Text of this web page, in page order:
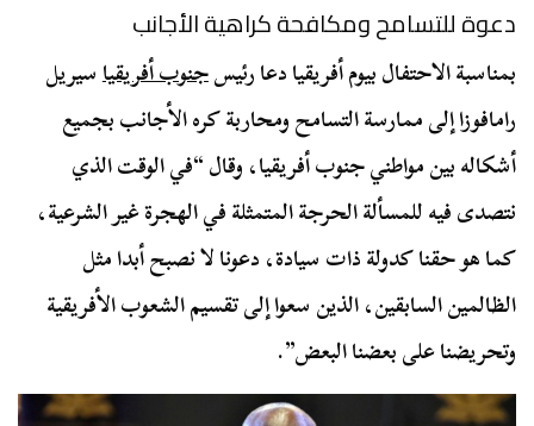
دعوة للتسامح ومكافحة كراهية الأجانب
بمناسبة الاحتفال بيوم أفريقيا دعا رئيسجنوب أفريقياسيريل
رامافوزا إلى ممارسة التسامح ومحاربة كره الأجانب بجميع
أشكاله بين مواطني جنوب أفريقيا، وقال “في الوقت الذي
نتصدى فيه للمسألة الحرجة المتمثلة في الهجرة غير الشرعية،
كما هو حقنا كدولة ذات سيادة، دعونا لا نصبح أبدا مثل
الظالمين السابقين، الذين سعوا إلى تقسيم الشعوب الأفريقية
وتحريضنا على بعضنا البعض”.